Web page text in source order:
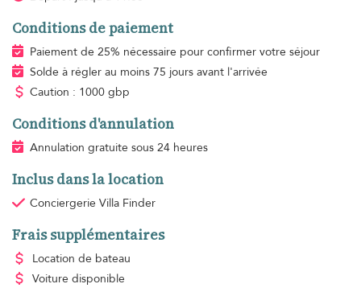
Conditions de paiement
Paiement de 25% nécessaire pour confirmer votre séjour
Solde à régler au moins 75 jours avant l'arrivée
Caution : 1000 gbp
Conditions d'annulation
Annulation gratuite sous 24 heures
Inclus dans la location
Conciergerie Villa Finder
Frais supplémentaires
Location de bateau
Voiture disponible